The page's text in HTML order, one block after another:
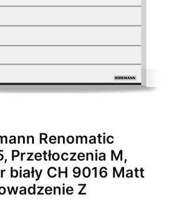
Renomatic
Przetłoczenia M,
biały CH 9016 Matt
Z